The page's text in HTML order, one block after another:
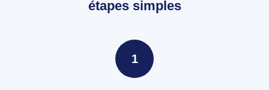
étapes simples
1